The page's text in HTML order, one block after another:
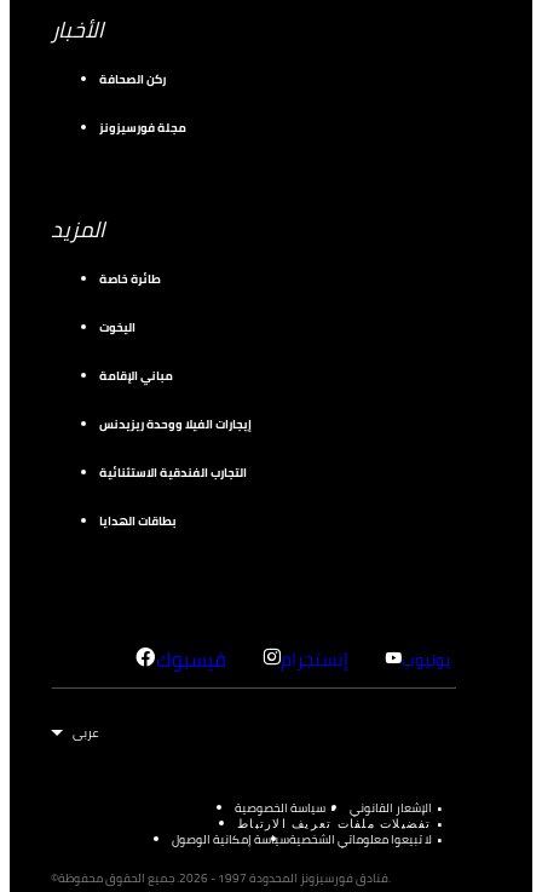
الأخبار
ركن الصحافة
مجلة فورسيزونز
المزيد
طائرة خاصة
اليخوت
مباني الإقامة
إيجارات الفيلا ووحدة ريزيدنس
التجارب الفندقية الاستثنائية
بطاقات الهدايا
فيسبوك إنستجرام يوتيوب
الإشعار القانوني سياسة الخصوصية
تفضيلات ملفات تعريف الارتباط
لا تبيعوا معلوماتي الشخصيةسياسة إمكانية الوصول
©فنادق فورسيزونز المحدودة 1997 - 2026. جميع الحقوق محفوظة.